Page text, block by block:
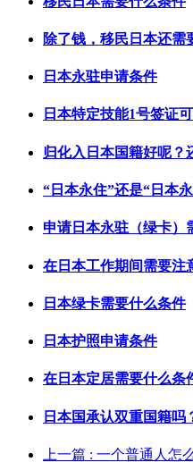
除了钱，移民日本还需
日本永驻申请条件
日本特定技能1号签证
归化入日本国籍好呢？
“日本永住”还是“日本
申请日本永驻（绿卡）
在日本工作期间需要注
日本绿卡需要什么条件
日本护照申请条件
在日本定居需要什么条
日本国承认双重国籍吗
上一篇 : 一个普通人怎